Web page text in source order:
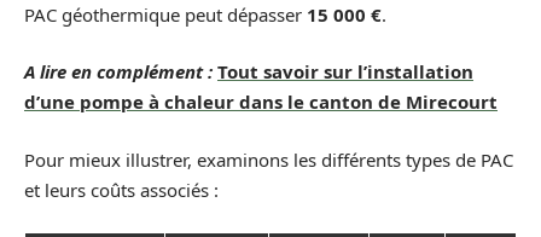
PAC géothermique peut dépasser 15 000 €.
A lire en complément : Tout savoir sur l’installation
d’une pompe à chaleur dans le canton de Mirecourt
Pour mieux illustrer, examinons les différents types de PAC
et leurs coûts associés :